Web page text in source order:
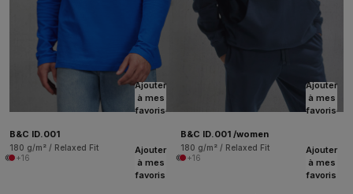
Ajouter
à mes
favoris
B&C ID.001
180 g/m² / Relaxed Fit
+16
Ajouter
à mes
favoris
B&C ID.001 /women
180 g/m² / Relaxed Fit
+16
Ajouter
à mes
favoris
Ajouter
à mes
favoris